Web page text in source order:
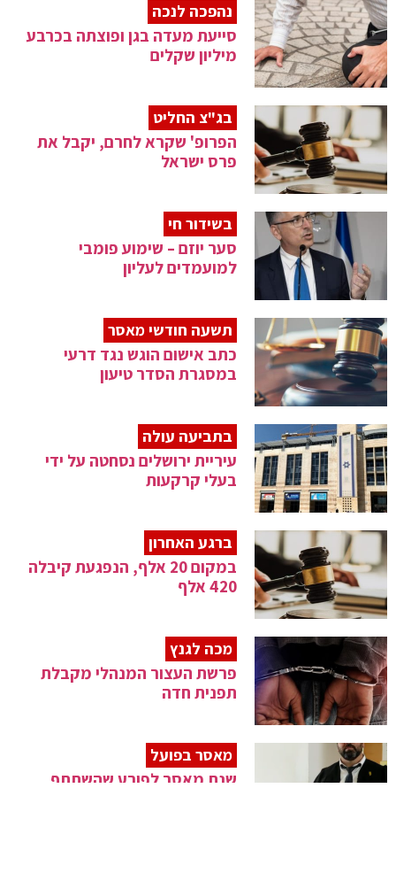
נהפכה לנכה
סייעת מעדה בגן ופוצתה בכרבע
מיליון שקלים
בג"צ החליט
הפרופ' שקרא לחרם, יקבל את
פרס ישראל
בשידור חי
סער יוזם – שימוע פומבי
למועמדים לעליון
תשעה חודשי מאסר
כתב אישום הוגש נגד דרעי
במסגרת הסדר טיעון
בתביעה עולה
עיריית ירושלים נסחטה על ידי
בעלי קרקעות
ברגע האחרון
במקום 20 אלף, הנפגעת קיבלה
420 אלף
מכה לגנץ
פרשת העצור המנהלי מקבלת
תפנית חדה
מאסר בפועל
שנת מאסר לפורע שהשתתף